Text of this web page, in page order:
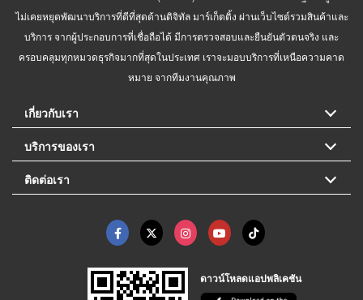
ไม่เคยหยุดพัฒนาบริการที่ดีที่สุดด้านดิจิทัล มาร์เก็ตติ้ง ผ่านเว็บไซต์รวมสินค้าและ
บริการ จากผู้ประกอบการที่เชื่อถือได้ มีการตรวจสอบและยืนยันตัวตนจริง และ
ครอบคลุมทุกหมวดธุรกิจมากที่สุดในประเทศ เราจะมอบบริการที่เหนือความคาด
หมาย จากทีมงานคุณภาพ
เกี่ยวกับเรา
บริการของเรา
ติดต่อเรา
ดาวน์โหลดแอปพลิเคชัน